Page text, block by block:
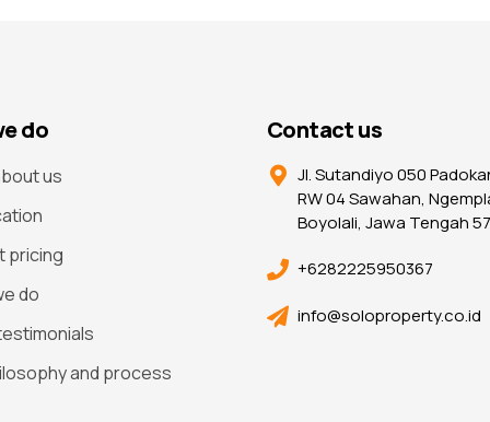
do
us
pricing
do
and process
Contact us
Jl. Sutandiyo 050
RW 04 Sawahan,
Boyolali, Jawa Tengah
+6282225950367
info@soloproperty.co.id